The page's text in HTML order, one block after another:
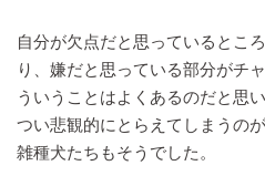
自分が欠点だと思っているとこ
り、嫌だと思っている部分がチ
ういうことはよくあるのだと思
つい悲観的にとらえてしまうの
雑種犬たちもそうでした。